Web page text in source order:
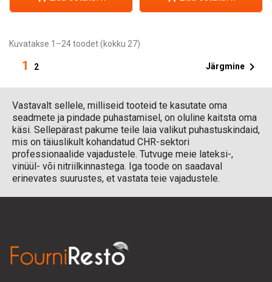
Kuvatakse 1–24 toodet (kokku 27)
1 2 Järgmine 
Vastavalt sellele, milliseid tooteid te kasutate oma
seadmete ja pindade puhastamisel, on oluline kaitsta oma
käsi. Sellepärast pakume teile laia valikut puhastuskindaid,
mis on täiuslikult kohandatud CHR-sektori
professionaalide vajadustele. Tutvuge meie lateksi-,
vinüül- või nitriilkinnastega. Iga toode on saadaval
erinevates suurustes, et vastata teie vajadustele.